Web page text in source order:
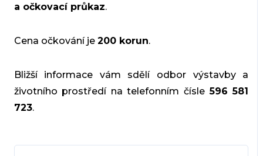
a očkovací průkaz.
Cena očkování je 200 korun.
Bližší informace vám sdělí odbor výstavby a
životního prostředí na telefonním čísle596 581
723.